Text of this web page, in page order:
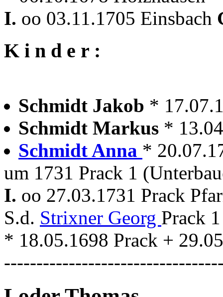
I. oo 03.11.1705 Einsbach
K i n d e r :
Schmidt Jakob *
Schmidt Markus *
Schmidt Anna *
um 1731 Prack 1
I. oo 27.03.1731 Prack
S.d. Strixner Georg Prack
* 18.05.1698 Prack +